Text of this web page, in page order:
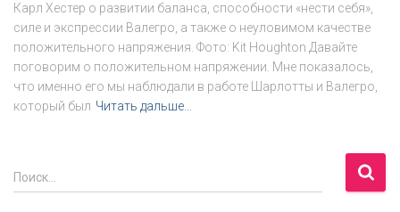
Карл Хестер о развитии баланса, способности «нести себя»,
силе и экспрессии Валегро, а также о неуловимом качестве
положительного напряжения. Фото: Kit Houghton Давайте
поговорим о положительном напряжении. Мне показалось,
что именно его мы наблюдали в работе Шарлотты и Валегро,
который был Читать дальше…
Н
а
Поиск…